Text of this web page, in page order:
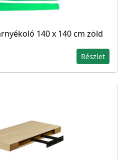
140 x 140 cm zöld
Részlet